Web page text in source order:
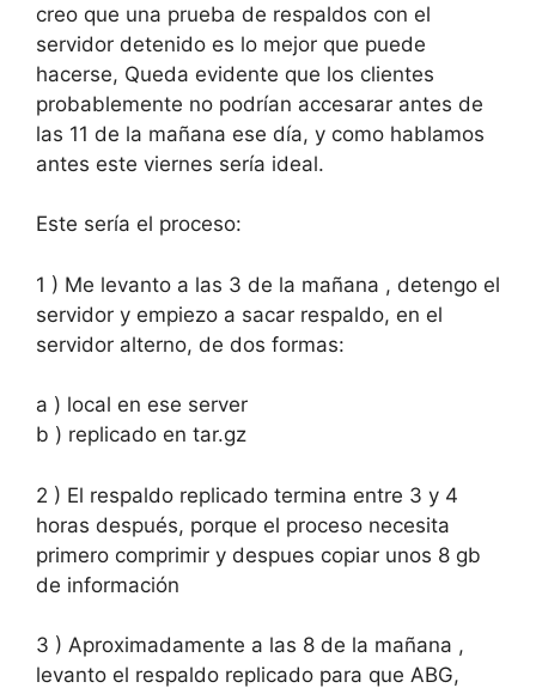
creo que una prueba de respaldos con el
servidor detenido es lo mejor que puede
hacerse, Queda evidente que los clientes
probablemente no podrían accesarar antes de
las 11 de la mañana ese día, y como hablamos
antes este viernes sería ideal.
Este sería el proceso:
1 ) Me levanto a las 3 de la mañana , detengo el
servidor y empiezo a sacar respaldo, en el
servidor alterno, de dos formas:
a ) local en ese server
b ) replicado en tar.gz
2 ) El respaldo replicado termina entre 3 y 4
horas después, porque el proceso necesita
primero comprimir y despues copiar unos 8 gb
de información
3 ) Aproximadamente a las 8 de la mañana ,
levanto el respaldo replicado para que ABG,